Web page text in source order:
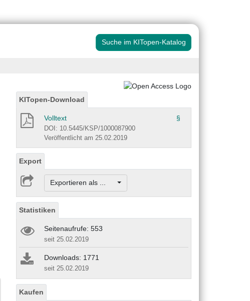
Suche im KITopen-Katalog
KITopen-Download
Volltext §
DOI: 10.5445/KSP/1000087900
Veröffentlicht am 25.02.2019
Export
Exportieren als ...
Statistiken
Seitenaufrufe: 553
seit 25.02.2019
Downloads: 1771
seit 25.02.2019
Kaufen